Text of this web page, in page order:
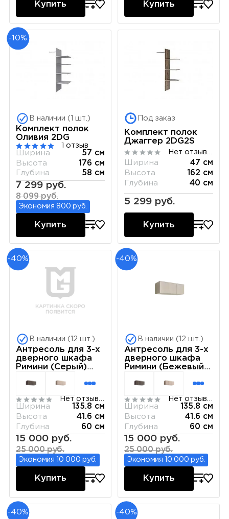
Купить Купить
-10%
В наличии (1 шт.)
Комплект полок
Оливия 2DG
1 отзыв
Ширина
57 см
Высота
176 см
Глубина
58 см
7 299 руб.
8 099 руб.
Экономия 800 руб.
Купить
Под заказ
Комплект полок
Джаггер 2DG2S
Ширина
47 см
Высота
162 см
Глубина
40 см
5 299 руб.
Купить
-40%
В наличии (12 шт.)
Антресоль для 3-х
дверного шкафа
Римини (Серый)
Ширина
135.8 см
Высота
41.6 см
Глубина
60 см
15 000 руб.
25 000 руб.
Экономия 10 000 руб.
Купить
-40%
В наличии (12 шт.)
Антресоль для 3-х
дверного шкафа
Римини (Бежевый)
Ширина
135.8 см
Высота
41.6 см
Глубина
60 см
15 000 руб.
25 000 руб.
Экономия 10 000 руб.
Купить
-40% -40%